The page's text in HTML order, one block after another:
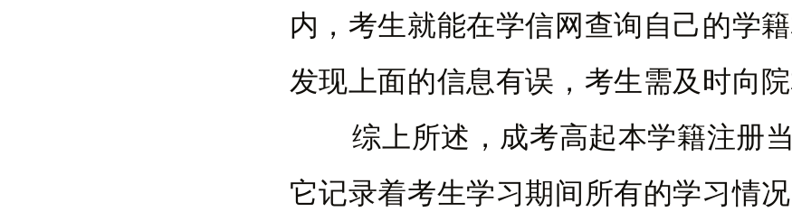
内，考生就能在学信网查询自己的学
发现上面的信息有误，考生需及时向院
综上所述，成考高起本学籍注册当
它记录着考生学习期间所有的学习情